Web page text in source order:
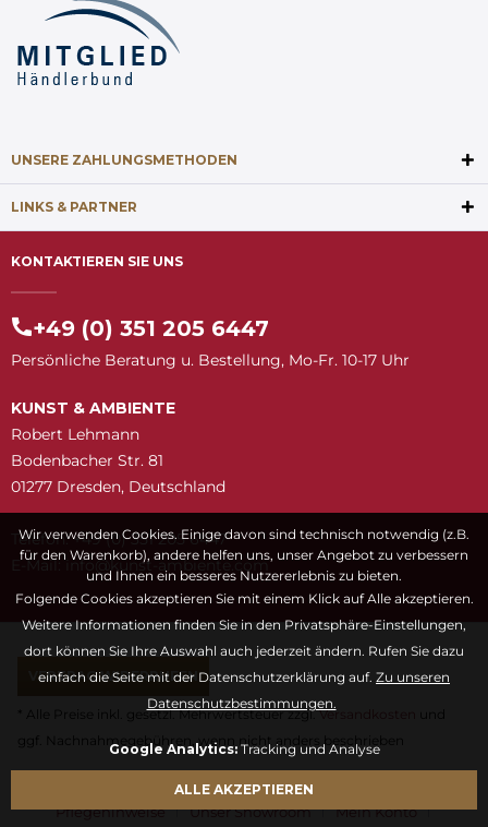
UNSERE ZAHLUNGSMETHODEN
LINKS & PARTNER
KONTAKTIEREN SIE UNS
+49 (0) 351 205 6447
Persönliche Beratung u. Bestellung, Mo-Fr. 10-17 Uhr
KUNST & AMBIENTE
Robert Lehmann
Bodenbacher Str. 81
01277 Dresden, Deutschland
Telefon: +49 (0) 351 205 6447
E-Mail:
moc.etneibma-t
snuk@ofni
VERTRAG WIDERRUFEN
* Alle Preise inkl. gesetzl. Mehrwertsteuer zzgl.Versandkosten
und
ggf. Nachnahmegebühren, wenn nicht anders beschrieben
Pflegehinweise
Unser Showroom Mein Konto
Wir verwenden Cookies. Einige davon sind technisch notwendig (z.B.
für den Warenkorb), andere helfen uns, unser Angebot zu verbessern
und Ihnen ein besseres Nutzererlebnis zu bieten.
Folgende Cookies akzeptieren Sie mit einem Klick auf Alle akzeptieren.
Weitere Informationen finden Sie in den Privatsphäre-Einstellungen,
dort können Sie Ihre Auswahl auch jederzeit ändern. Rufen Sie dazu
einfach die Seite mit der Datenschutzerklärung auf. Zu unseren
Datenschutzbestimmungen.
Google Analytics:Tracking und Analyse
ALLE AKZEPTIEREN